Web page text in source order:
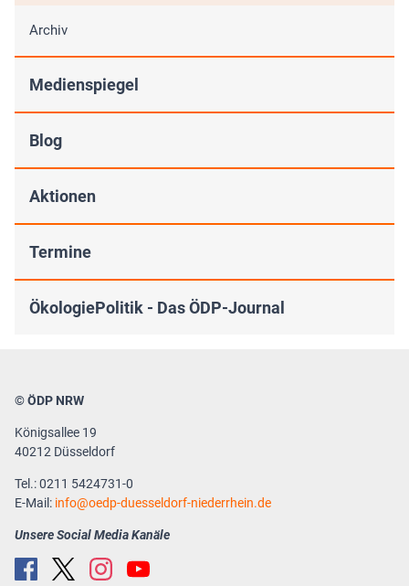
Archiv
Medienspiegel
Blog
Aktionen
Termine
ÖkologiePolitik - Das ÖDP-Journal
© ÖDP NRW
Königsallee 19
40212 Düsseldorf
Tel.: 0211 5424731-0
E-Mail: info oedp-duesseldorf-niederrhein.de
Unsere Social Media Kanäle